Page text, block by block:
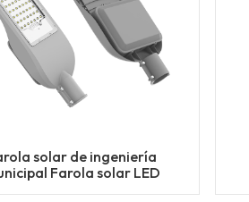
solar de ingeniería
Farola solar LED